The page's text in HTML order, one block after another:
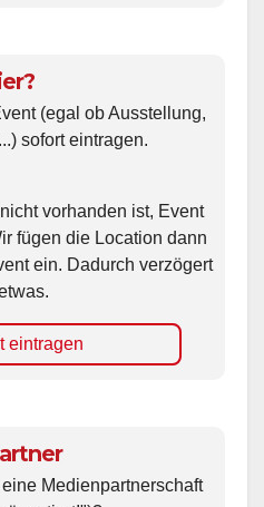
(egal ob Ausstellung,
sofort eintragen.
vorhanden ist, Event
fügen die Location dann
ein. Dadurch verzögert
eintragen
Medienpartnerschaft